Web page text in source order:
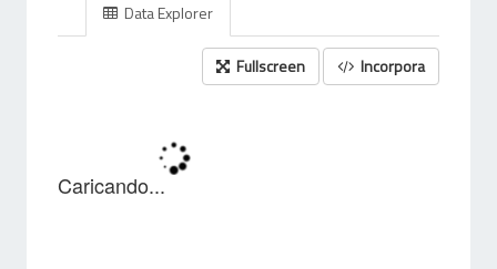
Data Explorer
Fullscreen Incorpora